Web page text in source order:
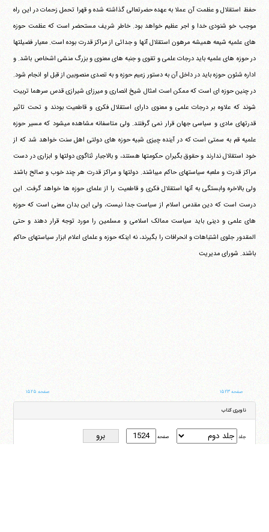
حفظ استقلال و عظمت آن عملا به عهده حضرتعالی گذاشته شده و قهرا تحمل زحمات در این راه
موجب خو شنودی خدا و اجر عظیم خواهد بود. خاطر شریف مستحضر است که عظمت حوزه
های علمیه شیعه همیشه مرهون استقلال آنها و جدائی از مراکز قدرت بوده است. معیار فضیلتها
در حوزه های علمیه باید درجات علمی و تقوی و جنبه های معنوی و بزرگ منشی اشخاص باشد. و
اداره شئون حوزه باید در داخل آن به دستور زعیم حوزه و به تصدی منصوبین از قبل او انجام شود.
در چنین حوزه ای است که ممکن است امثال شیخ انصاری و میرزای شیرازی قدس سرهما تربیت
شوند که علاوه بر درجات علمی و معنوی دارای استقلال فکری و قاطعیت بودند و تحت تاثیر
قدرتهای مادی و سیاسی جهان قرار نمی گرفتند. ولی متاسفانه مشاهده می‎شود که مسیر حوزه
علمیه قم به سمتی است که در آینده چیزی شبیه حوزه های دولتی اهل سنت خواهد شد که از
خود استقلال ندارند و حقوق بگیران حکومتها هستند، و بالاجبار ثناگوی دولتها و ابزاری در دست
مراکز قدرت و ملعبه سیاستهای حاکم می‎باشند. دولتها و مراکز قدرت هر چند خوب و صالح باشند
ولی بالاخره وابستگی به آنها استقلال فکری و قاطعیت را از علمای حوزه ها خواهد گرفت. این
درست است که دین مقدس اسلام از سیاست جدا نیست، ولی این بدان معنی است که حوزه
های علمی و دینی باید سیاست ممالک اسلامی و مسلمین را مورد توجه قرار دهند و حتی
المقدور جلوی اشتباهات و انحرافات را بگیرند، نه اینکه حوزه و علمای اعلام ابزار سیاستهای حاکم
باشند. شورای مدیریت
صفحه ۱۵۲۳ صفحه ۱۵۲۵
ناوبری کتاب
جلد صفحه